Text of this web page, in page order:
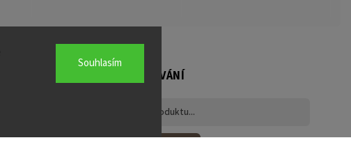
Souhlasím
VYHLEDÁVÁNÍ